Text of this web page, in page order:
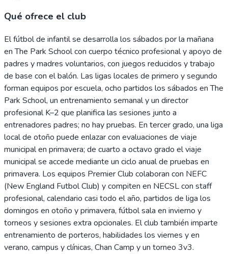
Qué ofrece el club
El fútbol de infantil se desarrolla los sábados por la mañana
en The Park School con cuerpo técnico profesional y apoyo de
padres y madres voluntarios, con juegos reducidos y trabajo
de base con el balón. Las ligas locales de primero y segundo
forman equipos por escuela, ocho partidos los sábados en The
Park School, un entrenamiento semanal y un director
profesional K–2 que planifica las sesiones junto a
entrenadores padres; no hay pruebas. En tercer grado, una liga
local de otoño puede enlazar con evaluaciones de viaje
municipal en primavera; de cuarto a octavo grado el viaje
municipal se accede mediante un ciclo anual de pruebas en
primavera. Los equipos Premier Club colaboran con NEFC
(New England Futbol Club) y compiten en NECSL con staff
profesional, calendario casi todo el año, partidos de liga los
domingos en otoño y primavera, fútbol sala en invierno y
torneos y sesiones extra opcionales. El club también imparte
entrenamiento de porteros, habilidades los viernes y en
verano, campus y clínicas, Chan Camp y un torneo 3v3.